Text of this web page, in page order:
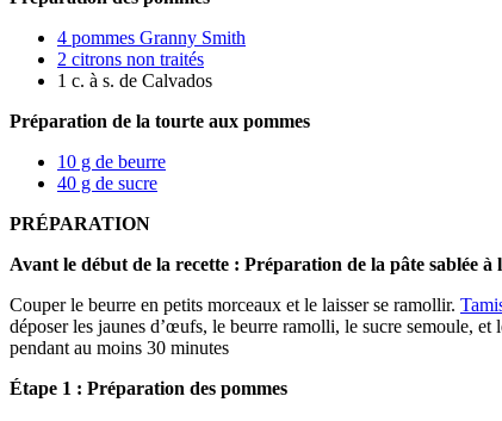
4 pommes Granny Smith
2 citrons non traités
1 c. à s. de Calvados
Préparation de la tourte aux pommes
10 g de beurre
40 g de sucre
PRÉPARATION
Avant le début de la recette : Préparation de la pâte sablée à
Couper le beurre en petits morceaux et le laisser se ramollir.
déposer les jaunes d’œufs, le beurre ramolli, le sucre semoule,
pendant au moins 30 minutes
Étape 1 : Préparation des pommes